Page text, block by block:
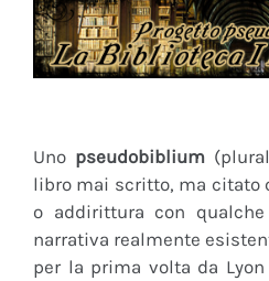
Uno pseudobiblium
libro mai scritto, ma citato
o addirittura con
narrativa realmente
per la prima volta da